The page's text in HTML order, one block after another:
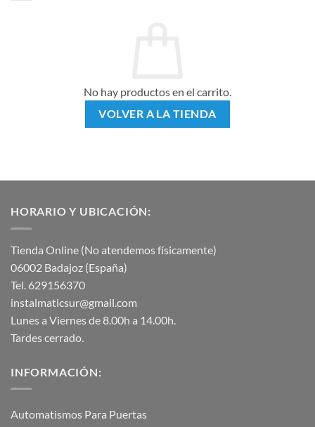
No hay productos en el carrito.
VOLVER A LA TIENDA
HORARIO Y UBICACIÓN:
Tienda Online (No atendemos físicamente)
06002 Badajoz (España)
Tel. 629156370
instalmaticsur@gmail.com
Lunes a Viernes de 8.00h a 14.00h.
Tardes cerrado.
INFORMACIÓN:
Automatismos Para Puertas